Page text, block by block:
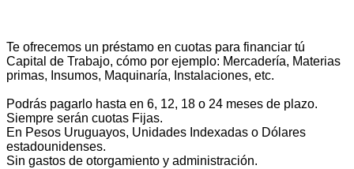
Te ofrecemos un préstamo en cuotas para financiar tú
Capital de Trabajo, cómo por ejemplo: Mercadería, Materias
primas, Insumos, Maquinaría, Instalaciones, etc.
Podrás pagarlo hasta en 6, 12, 18 o 24 meses de plazo.
Siempre serán cuotas Fijas.
En Pesos Uruguayos, Unidades Indexadas o Dólares
estadounidenses.
Sin gastos de otorgamiento y administración.